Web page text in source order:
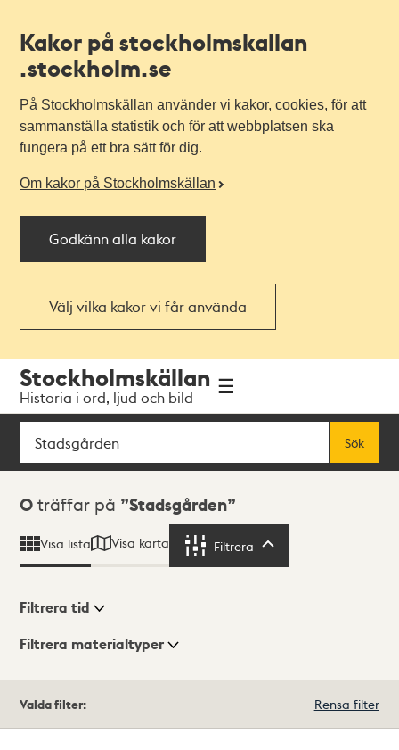
Kakor på stockholmskallan
.stockholm.se
På Stockholmskällan använder vi kakor, cookies, för att
sammanställa statistik och för att webbplatsen ska
fungera på ett bra sätt för dig.
Om kakor på Stockholmskällan
Godkänn alla kakor
Välj vilka kakor vi får använda
navigationen
huvudinnehållet
Stockholmskällan
Historia i ord, ljud och bild
Sök
Sök
Sökresultat
0 träffar på Stadsgården
Visa lista Visa karta Filtrera
Visningsläge
Filtrera tid
Filtrera materialtyper
träffar
Valda filter: Rensa filter